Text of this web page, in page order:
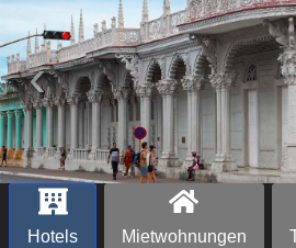
‹
Hotels Mietwohnungen